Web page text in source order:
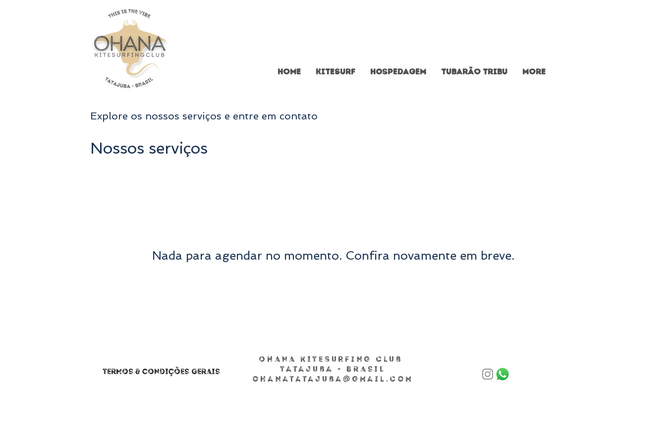
Home Kitesurf HOSPEDAGEM Tubarão Tribu More
Explore os nossos serviços e entre em contato
Nossos serviços
Nada para agendar no momento. Confira novamente em breve.
TERMOS & CONDIÇÕES GERAIS
OHANA KITEsurfing club
Tatajuba - BRASIL
ohanatatajuba@gmail.com